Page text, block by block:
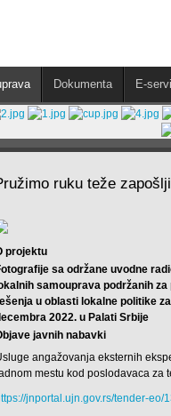
Dokumenta E-
ruku teže
projektu
sa održane uvodne
samouprava podržanih
u oblasti lokalne politike
2022. u Palati Srbije
javnih nabavki
angažovanja eksternih
mestu kod poslodavaca za
jnportal.ujn.gov.rs/tender-eo/